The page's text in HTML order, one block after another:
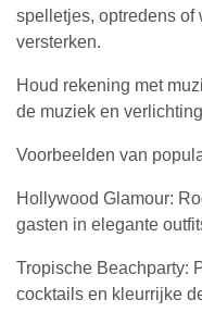
spelletjes, optredens of
versterken.
Houd rekening met
de muziek en
Voorbeelden van
Hollywood Glamour:
gasten in elegante
Tropische Beachparty:
cocktails en kleurrijke